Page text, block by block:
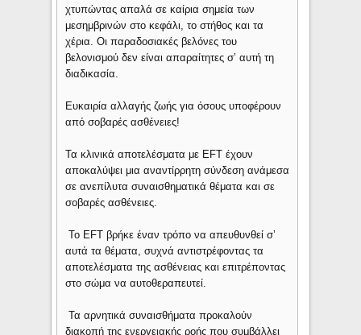
χτυπώντας απαλά σε καίρια σημεία των
μεσημβρινών στο κεφάλι, το στήθος και τα
χέρια. Οι παραδοσιακές βελόνες του
βελονισμού δεν είναι απαραίτητες σ’ αυτή τη
διαδικασία.
Ευκαιρία αλλαγής ζωής για όσους υποφέρουν
από σοβαρές ασθένειες!
Τα κλινικά αποτελέσματα με EFT έχουν
αποκαλύψει μια αναντίρρητη σύνδεση ανάμεσα
σε ανεπίλυτα συναισθηματικά θέματα και σε
σοβαρές ασθένειες.
Το EFT βρήκε έναν τρόπο να απευθυνθεί σ’
αυτά τα θέματα, συχνά αντιστρέφοντας τα
αποτελέσματα της ασθένειας και επιτρέποντας
στο σώμα να αυτοθεραπευτεί.
Τα αρνητικά συναισθήματα προκαλούν
διακοπή της ενεργειακής ροής που συμβάλλει